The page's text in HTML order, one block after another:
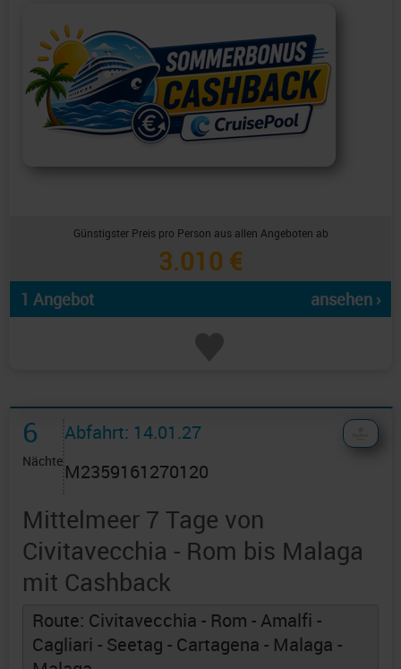
Günstigster Preis pro Person aus allen Angeboten ab
3.010 €
1 Angebot ansehen ›
6
Nächte
Abfahrt: 14.01.27
M2359161270120
Mittelmeer 7 Tage von
Civitavecchia - Rom bis Malaga
mit Cashback
Route: Civitavecchia - Rom - Amalfi -
Cagliari - Seetag - Cartagena - Malaga -